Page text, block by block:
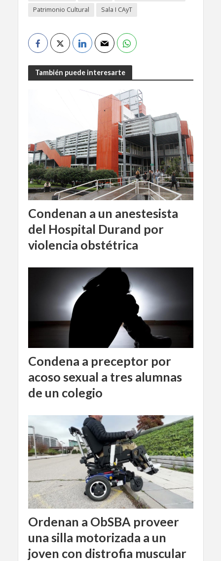
Patrimonio Cultural Sala I CAyT
También puede interesarte
Condenan a un anestesista
del Hospital Durand por
violencia obstétrica
Condena a preceptor por
acoso sexual a tres alumnas
de un colegio
Ordenan a ObSBA proveer
una silla motorizada a un
joven con distrofia muscular